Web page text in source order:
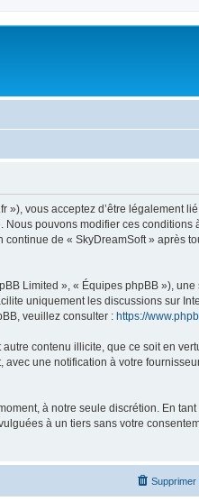
»), vous acceptez d’être légalement
pouvons modifier ces conditions
de « SkyDreamSoft » après
Limited », « Équipes phpBB »),
uniquement les discussions sur
veuillez consulter : https://
contenu illicite, que ce soit en
une notification à votre
à notre seule discrétion. En
à un tiers sans votre
Supprimer